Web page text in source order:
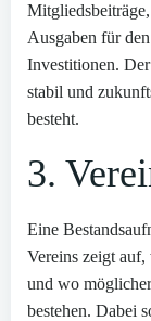
Ausgaben für
Investitionen.
stabil und
besteht.
3.
Eine
Vereins zeigt
und wo
bestehen. Dabei